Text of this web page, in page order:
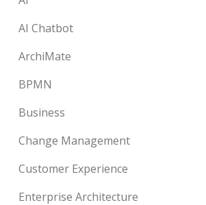
AI Chatbot
ArchiMate
BPMN
Business
Change Management
Customer Experience
Enterprise Architecture